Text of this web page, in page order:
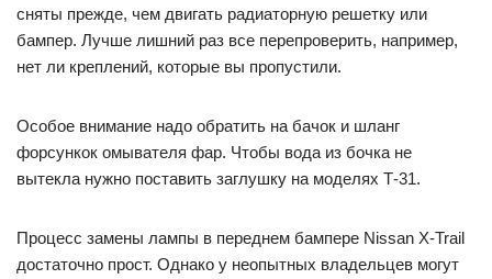
сняты прежде, чем двигать радиаторную решетку или
бампер. Лучше лишний раз все перепроверить, например,
нет ли креплений, которые вы пропустили.
Особое внимание надо обратить на бачок и шланг
форсункок омывателя фар. Чтобы вода из бочка не
вытекла нужно поставить заглушку на моделях Т-31.
Процесс замены лампы в переднем бампере Nissan X-Trail
достаточно прост. Однако у неопытных владельцев могут